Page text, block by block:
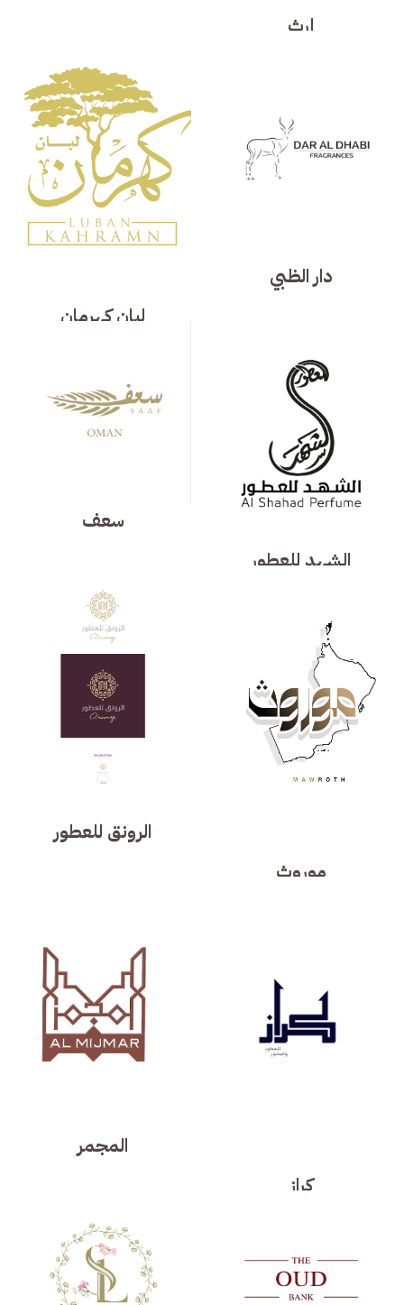
إرث
دار الظبي
لبان كهرمان
الشهد للعطور
سعف
موروث
الرونق للعطور
كراز
المجمر